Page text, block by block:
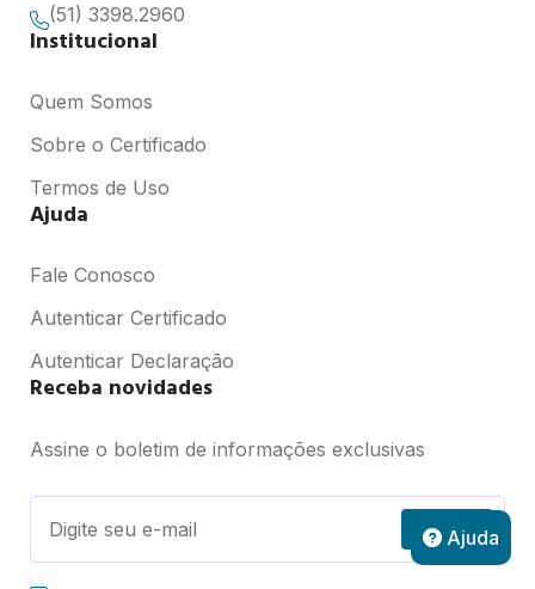
(51) 3398.2960
Institucional
Quem Somos
Sobre o Certificado
Termos de Uso
Ajuda
Fale Conosco
Autenticar Certificado
Autenticar Declaração
Receba novidades
Assine o boletim de informações exclusivas
Assinar
Ajuda